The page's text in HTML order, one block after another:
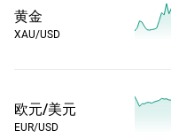
黄金
XAU/USD
欧元/美元
EUR/USD